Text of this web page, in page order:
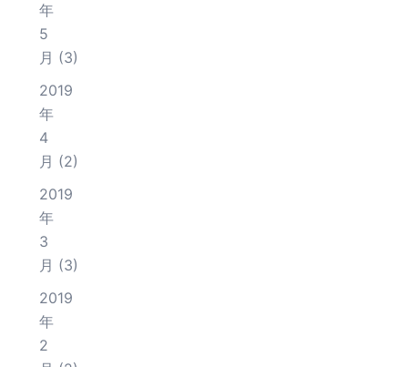
年
5
月 (3)
2019
年
4
月 (2)
2019
年
3
月 (3)
2019
年
2